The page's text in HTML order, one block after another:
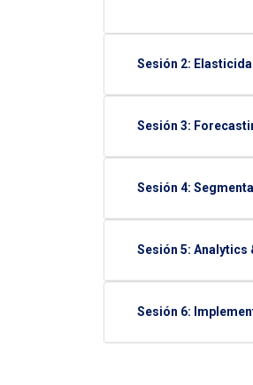
Sesión 2:
Sesión 3:
Sesión 4:
Sesión 5: Analytics
Sesión 6: